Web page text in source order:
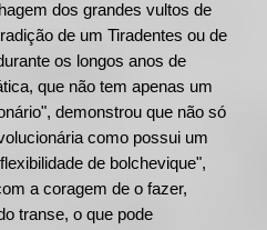
dos grandes vultos de
de um Tiradentes ou de
os longos anos de
que não tem apenas um
demonstrou que não só
como possui um
de bolchevique",
a coragem de o fazer,
transe, o que pode